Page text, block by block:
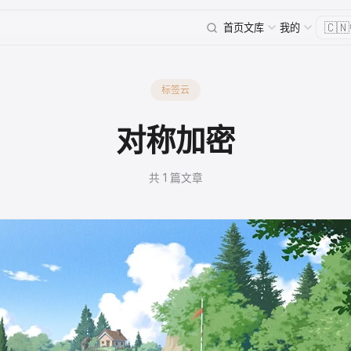
首页文库 我的 🇨🇳
标签云
对称加密
共 1 篇文章